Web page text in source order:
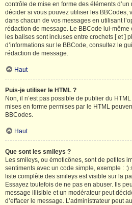
contrôle de mise en forme des éléments d’un
décider si vous pouvez utiliser les BBCodes,
dans chacun de vos messages en utilisant
rédaction de message. Le BBCode lui-
les balises sont incluses entre crochets [ et ]
d’informations sur le BBCode, consultez le
rédaction de message.
Haut
Puis-je utiliser le HTML ?
Non, il n’est pas possible de publier du
mises en forme permises par le HTML
BBCodes.
Haut
Que sont les smileys ?
Les smileys, ou émoticônes, sont de petites
sentiments avec un code simple, exemple :
liste complète des smileys est visible sur la
Essayez toutefois de ne pas en abuser. Ils
message illisible et un modérateur peut
d’effacer le message. L’administrateur peut